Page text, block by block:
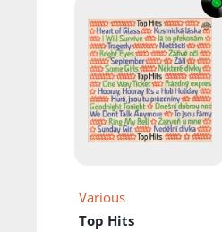
Various
Top Hits